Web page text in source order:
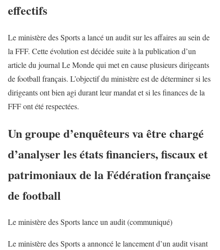
effectifs
Le ministère des Sports a lancé un audit sur les affaires au sein de
la FFF. Cette évolution est décidée suite à la publication d’un
article du journal Le Monde qui met en cause plusieurs dirigeants
de football français. L’objectif du ministère est de déterminer si les
dirigeants ont bien agi durant leur mandat et si les finances de la
FFF ont été respectées.
Un groupe d’enquêteurs va être chargé
d’analyser les états financiers, fiscaux et
patrimoniaux de la Fédération française
de football
Le ministère des Sports lance un audit (communiqué)
Le ministère des Sports a annoncé le lancement d’un audit visant